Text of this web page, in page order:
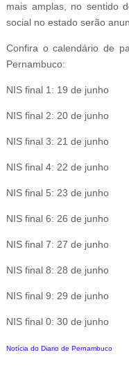
mais amplas, no sentido
social no estado serão
Confira o calendário de
Pernambuco:
NIS final 1: 19 de junho
NIS final 2: 20 de junho
NIS final 3: 21 de junho
NIS final 4: 22 de junho
NIS final 5: 23 de junho
NIS final 6: 26 de junho
NIS final 7: 27 de junho
NIS final 8: 28 de junho
NIS final 9: 29 de junho
NIS final 0: 30 de junho
Notícia do Diario de Pernambuco